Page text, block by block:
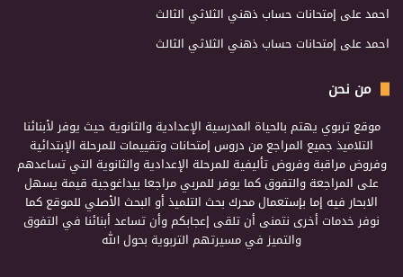
احمدعلى إمتحانات حساب ذهني الثلاثي الثالث
احمدعلى إمتحانات حساب ذهني الثلاثي الثالث
من نحن
موقع تربوي يهتم بالحياة المدرسية الإعدادية والثانوية حيث يوفر لأبنائنا
التلاميذ جميع المراجع من دروس إمتحانات وتقييمات للمرحلة الإبتدائية
وفروض مراقبة وفروض تأليفية للمرحلة الإعدادية والثانوية التي تساعدهم
على المراجعة والتفوق كما يوفر للمربي مراجعا بيداغوجية قيمة يسهل
الابحار فيه إما بإستعمال محرك بحث التلميذ أو البحث الأصلي للموقع كما
نوفر خدمات أخرى نتمنى أن تلقى إعجابكم وأن تساعد أبنائنا في التفوق
والتميز في مسيرتهم التربوية بحول الله